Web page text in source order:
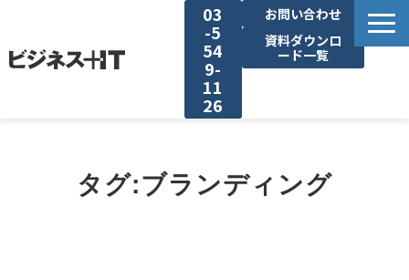
03
-5
54
9-
11
26
お問い合わせ
資料ダウンロ
ード一覧
セミナー集客がしたいタグ:ブランディング